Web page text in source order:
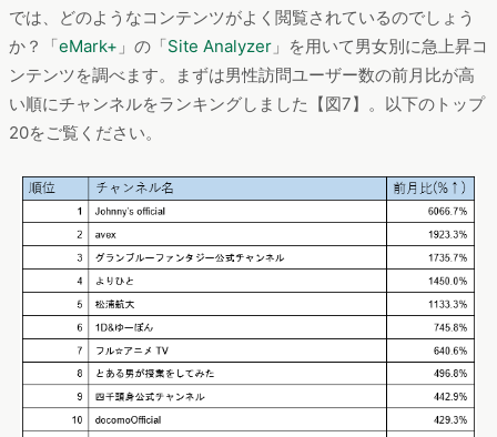
では、どのようなコンテンツがよく閲覧されているのでしょう
か？「eMark+ 」の「Site Analyzer 」を用いて男女別に急上昇コ
ンテンツを調べます。まずは男性訪問ユーザー数の前月比が高
い順にチャンネルをランキングしました【図7】。以下のトップ
20をご覧ください。